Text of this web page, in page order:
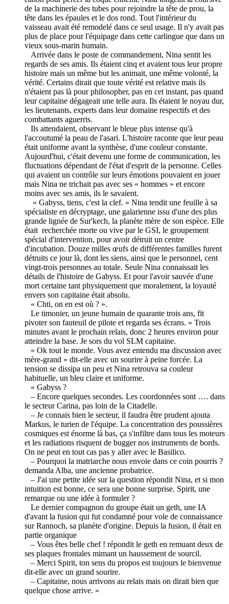
de la machinerie des tubes pour rejoindre la tête de prou, la
tête dans les épaules et le dos rond. Tout l'intérieur du
vaisseau avait été remodelé dans ce seul usage. Il n'y avait pas
plus de place pour l'équipage dans cette carlingue que dans un
vieux sous-marin humain.
Arrivée dans le poste de commandement, Nina sentit les
regards de ses amis. Ils étaient cinq et avaient tous leur propre
histoire mais un même but les animait, une même volonté, la
vérité. Certains dirait que toute vérité est relative mais ils
n'étaient pas là pour philosopher, pas en cet instant, pas quand
leur capitaine dégageait une telle aura. Ils étaient le noyau dur,
les lieutenants, experts dans leur domaine respectifs et des
combattants aguerris.
Ils attendaient, observant le bleue plus intense qu'à
l'accoutumé la peau de l'asari. L'histoire raconte que leur peau
était uniforme avant la synthèse, d'une couleur constante.
Aujourd'hui, c'était devenu une forme de communication, les
fluctuations dépendant de l'état d'esprit de la personne. Celles
qui avaient un contrôle sur leurs émotions pouvaient en jouer
mais Nina ne trichait pas avec ses « hommes » et encore
moins avec ses amis, ils le savaient.
« Gabyss, tiens, c'est la clef. » Nina tendit une feuille à sa
spécialiste en décryptage, une galarienne issu d'une des plus
grande lignée de Sur'kech, la planète mère de son espèce. Elle
était recherchée morte ou vive par le GSI, le groupement
spécial d'intervention, pour avoir détruit un centre
d'incubation. Douze milles œufs de différentes familles furent
détruits ce jour là, dont les siens, ainsi que le personnel, cent
vingt-trois personnes au totale. Seule Nina connaissait les
détails de l'histoire de Gabyss. Et pour l'avoir sauvée d'une
mort certaine tant physiquement que moralement, la loyauté
envers son capitaine était absolu.
« Chti, on en est où ? ».
Le timonier, un jeune humain de quarante trois ans, fit
pivoter son fauteuil de pilote et regarda ses écrans. « Trois
minutes avant le prochain relais, donc 2 heures environ pour
atteindre la base. Je sors du vol SLM capitaine.
« Ok tout le monde. Vous avez entendu ma discussion avec
mère-grand » dit-elle avec un sourire à peine forcée. La
tension se dissipa un peu et Nina retrouva sa couleur
habituelle, un bleu claire et uniforme.
« Gabyss ?
– Encore quelques secondes. Les coordonnées sont …. dans
le secteur Carina, pas loin de la Citadelle.
– Je connais bien le secteur, il faudra être prudent ajouta
Markus, le turien de l'équipe. La concentration des poussières
cosmiques est énorme là bas, ça s'infiltre dans tous les moteurs
et les radiations risquent de bugger nos instruments de bords.
On ne peut en tout cas pas y aller avec le Basilico.
– Pourquoi la matriarche nous envoie dans ce coin pourris ?
demanda Alba, une ancienne probatrice.
– J'ai une petite idée sur la question répondit Nina, et si mon
intuition est bonne, ce sera une bonne surprise. Spirit, une
remarque ou une idée à formuler ?
Le dernier compagnon du groupe était un geth, une IA
d'avant la fusion qui fut condamné pour vole de connaissance
sur Rannoch, sa planète d'origine. Depuis la fusion, il était en
partie organique
– Vous êtes belle chef ! répondit le geth en remuant deux de
ses plaques frontales mimant un haussement de sourcil.
– Merci Spirit, ton sens du propos est toujours le bienvenue
dit-elle avec un grand sourire.
– Capitaine, nous arrivons au relais mais on dirait bien que
quelque chose arrive. »